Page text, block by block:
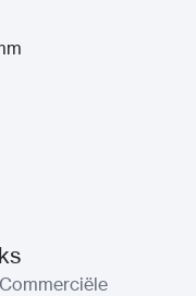
Commerciële